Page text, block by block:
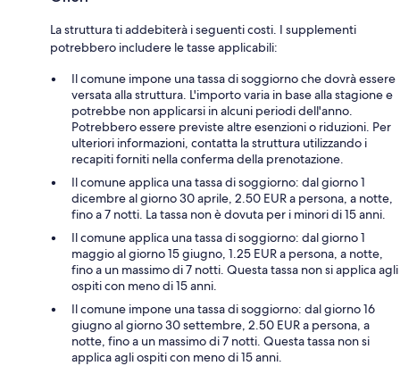
La struttura ti addebiterà i seguenti costi. I supplementi
potrebbero includere le tasse applicabili:
Il comune impone una tassa di soggiorno che dovrà essere
versata alla struttura. L'importo varia in base alla stagione e
potrebbe non applicarsi in alcuni periodi dell'anno.
Potrebbero essere previste altre esenzioni o riduzioni. Per
ulteriori informazioni, contatta la struttura utilizzando i
recapiti forniti nella conferma della prenotazione.
Il comune applica una tassa di soggiorno: dal giorno 1
dicembre al giorno 30 aprile, 2.50 EUR a persona, a notte,
fino a 7 notti. La tassa non è dovuta per i minori di 15 anni.
Il comune applica una tassa di soggiorno: dal giorno 1
maggio al giorno 15 giugno, 1.25 EUR a persona, a notte,
fino a un massimo di 7 notti. Questa tassa non si applica agli
ospiti con meno di 15 anni.
Il comune impone una tassa di soggiorno: dal giorno 16
giugno al giorno 30 settembre, 2.50 EUR a persona, a
notte, fino a un massimo di 7 notti. Questa tassa non si
applica agli ospiti con meno di 15 anni.